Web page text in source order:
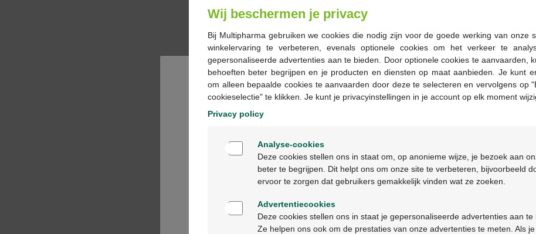
Les jours ouvrables
ouvrable suivant
Livraisongratuite dans votre
Description du
Ga verder in het nederlands
Wij beschermen je privacy
Bij Multipharma gebruiken we cookies die nodig zijn voor de goede werking van onze
winkelervaring te verbeteren, evenals optionele cookies om het verkeer te
gepersonaliseerde advertenties aan te bieden. Door optionele cookies te aanvaarden,
behoeften beter begrijpen en je producten en diensten op maat aanbieden. Je kunt
om alleen bepaalde cookies te aanvaarden door deze te selecteren en vervolgens op
cookieselectie" te klikken. Je kunt je privacyinstellingen in je account op elk moment
Privacy policy
Analyse-cookies
Deze cookies stellen ons in staat om, op anonieme wijze, je bezoek aan
beter te begrijpen. Dit helpt ons om onze site te verbeteren, bijvoorbeeld
ervoor te zorgen dat gebruikers gemakkelijk vinden wat ze zoeken.
Advertentiecookies
Deze cookies stellen ons in staat je gepersonaliseerde advertenties aan te
Ze helpen ons ook om de prestaties van onze advertenties te meten. Als